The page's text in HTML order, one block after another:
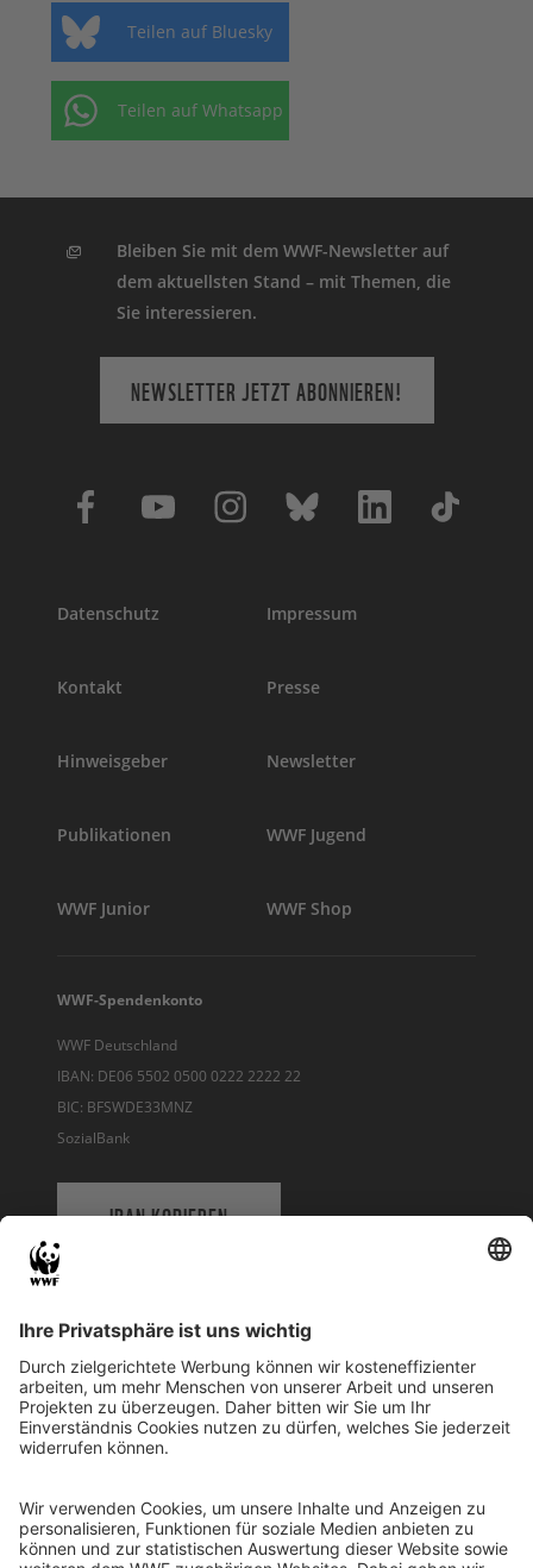
Teilen auf Bluesky
Teilen auf Whatsapp
Bleiben Sie mit dem WWF-Newsletter auf
dem aktuellsten Stand – mit Themen, die
Sie interessieren.
NEWSLETTER JETZT ABONNIEREN!
Datenschutz Impressum
Kontakt Presse
Hinweisgeber Newsletter
Publikationen WWF Jugend
WWF Junior WWF Shop
WWF-Spendenkonto
WWF Deutschland
IBAN: DE06 5502 0500 0222 2222 22
BIC: BFSWDE33MNZ
SozialBank
IBAN KOPIEREN
WWF Deutschland
Reinhardtstr. 18
10117 Berlin
Ihre Spende kann steuerlich geltend gemacht werden